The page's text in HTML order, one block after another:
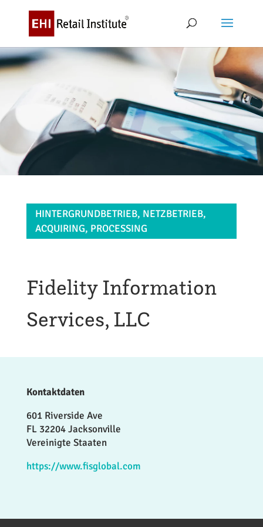
HINTERGRUNDBETRIEB, NETZBETRIEB,
ACQUIRING, PROCESSING
Fidelity Information
Services, LLC
Kontaktdaten
601 Riverside Ave
FL 32204 Jacksonville
Vereinigte Staaten
https://www.fisglobal.com